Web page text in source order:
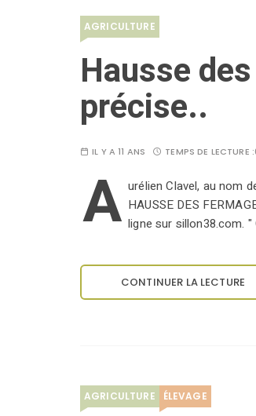
AGRICULTURE
Hausse
précise..
IL Y A 11 ANS TEMPS DE LECTURE :
A urélien Clavel, au nom
HAUSSE DES
ligne sur sillon38.com.
CONTINUER LA LECTURE
AGRICULTURE ÉLEVAGE